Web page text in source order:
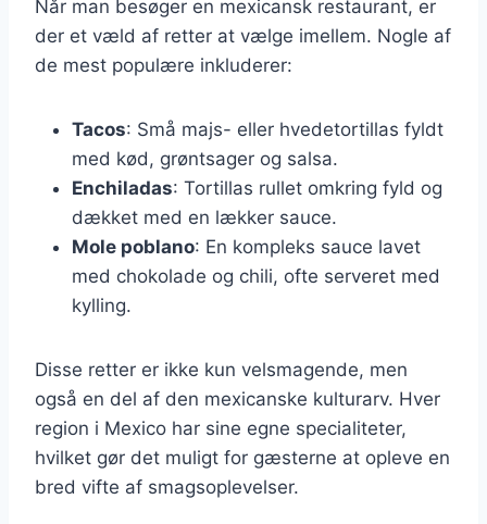
Når man besøger en mexicansk restaurant, er
der et væld af retter at vælge imellem. Nogle af
de mest populære inkluderer:
Tacos: Små majs- eller hvedetortillas fyldt
med kød, grøntsager og salsa.
Enchiladas: Tortillas rullet omkring fyld og
dækket med en lækker sauce.
Mole poblano: En kompleks sauce lavet
med chokolade og chili, ofte serveret med
kylling.
Disse retter er ikke kun velsmagende, men
også en del af den mexicanske kulturarv. Hver
region i Mexico har sine egne specialiteter,
hvilket gør det muligt for gæsterne at opleve en
bred vifte af smagsoplevelser.